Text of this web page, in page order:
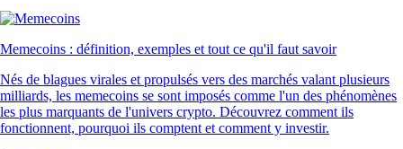
Memecoins : définition, exemples et tout ce qu'il faut savoir
Nés de blagues virales et propulsés vers des marchés valant plusieurs
milliards, les memecoins se sont imposés comme l'un des phénomènes
les plus marquants de l'univers crypto. Découvrez comment ils
fonctionnent, pourquoi ils comptent et comment y investir.